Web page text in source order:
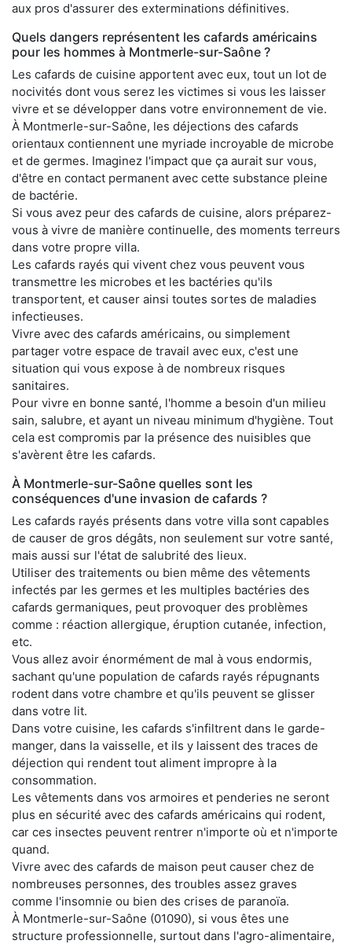
aux pros d'assurer des exterminations définitives.
Quels dangers représentent les cafards américains
pour les hommes à Montmerle-sur-Saône ?
Les cafards de cuisine apportent avec eux, tout un lot de
nocivités dont vous serez les victimes si vous les laisser
vivre et se développer dans votre environnement de vie.
À Montmerle-sur-Saône, les déjections des cafards
orientaux contiennent une myriade incroyable de microbe
et de germes. Imaginez l'impact que ça aurait sur vous,
d'être en contact permanent avec cette substance pleine
de bactérie.
Si vous avez peur des cafards de cuisine, alors préparez-
vous à vivre de manière continuelle, des moments terreurs
dans votre propre villa.
Les cafards rayés qui vivent chez vous peuvent vous
transmettre les microbes et les bactéries qu'ils
transportent, et causer ainsi toutes sortes de maladies
infectieuses.
Vivre avec des cafards américains, ou simplement
partager votre espace de travail avec eux, c'est une
situation qui vous expose à de nombreux risques
sanitaires.
Pour vivre en bonne santé, l'homme a besoin d'un milieu
sain, salubre, et ayant un niveau minimum d'hygiène. Tout
cela est compromis par la présence des nuisibles que
s'avèrent être les cafards.
À Montmerle-sur-Saône quelles sont les
conséquences d'une invasion de cafards ?
Les cafards rayés présents dans votre villa sont capables
de causer de gros dégâts, non seulement sur votre santé,
mais aussi sur l'état de salubrité des lieux.
Utiliser des traitements ou bien même des vêtements
infectés par les germes et les multiples bactéries des
cafards germaniques, peut provoquer des problèmes
comme : réaction allergique, éruption cutanée, infection,
etc.
Vous allez avoir énormément de mal à vous endormis,
sachant qu'une population de cafards rayés répugnants
rodent dans votre chambre et qu'ils peuvent se glisser
dans votre lit.
Dans votre cuisine, les cafards s'infiltrent dans le garde-
manger, dans la vaisselle, et ils y laissent des traces de
déjection qui rendent tout aliment impropre à la
consommation.
Les vêtements dans vos armoires et penderies ne seront
plus en sécurité avec des cafards américains qui rodent,
car ces insectes peuvent rentrer n'importe où et n'importe
quand.
Vivre avec des cafards de maison peut causer chez de
nombreuses personnes, des troubles assez graves
comme l'insomnie ou bien des crises de paranoïa.
À Montmerle-sur-Saône (01090), si vous êtes une
structure professionnelle, surtout dans l'agro-alimentaire,